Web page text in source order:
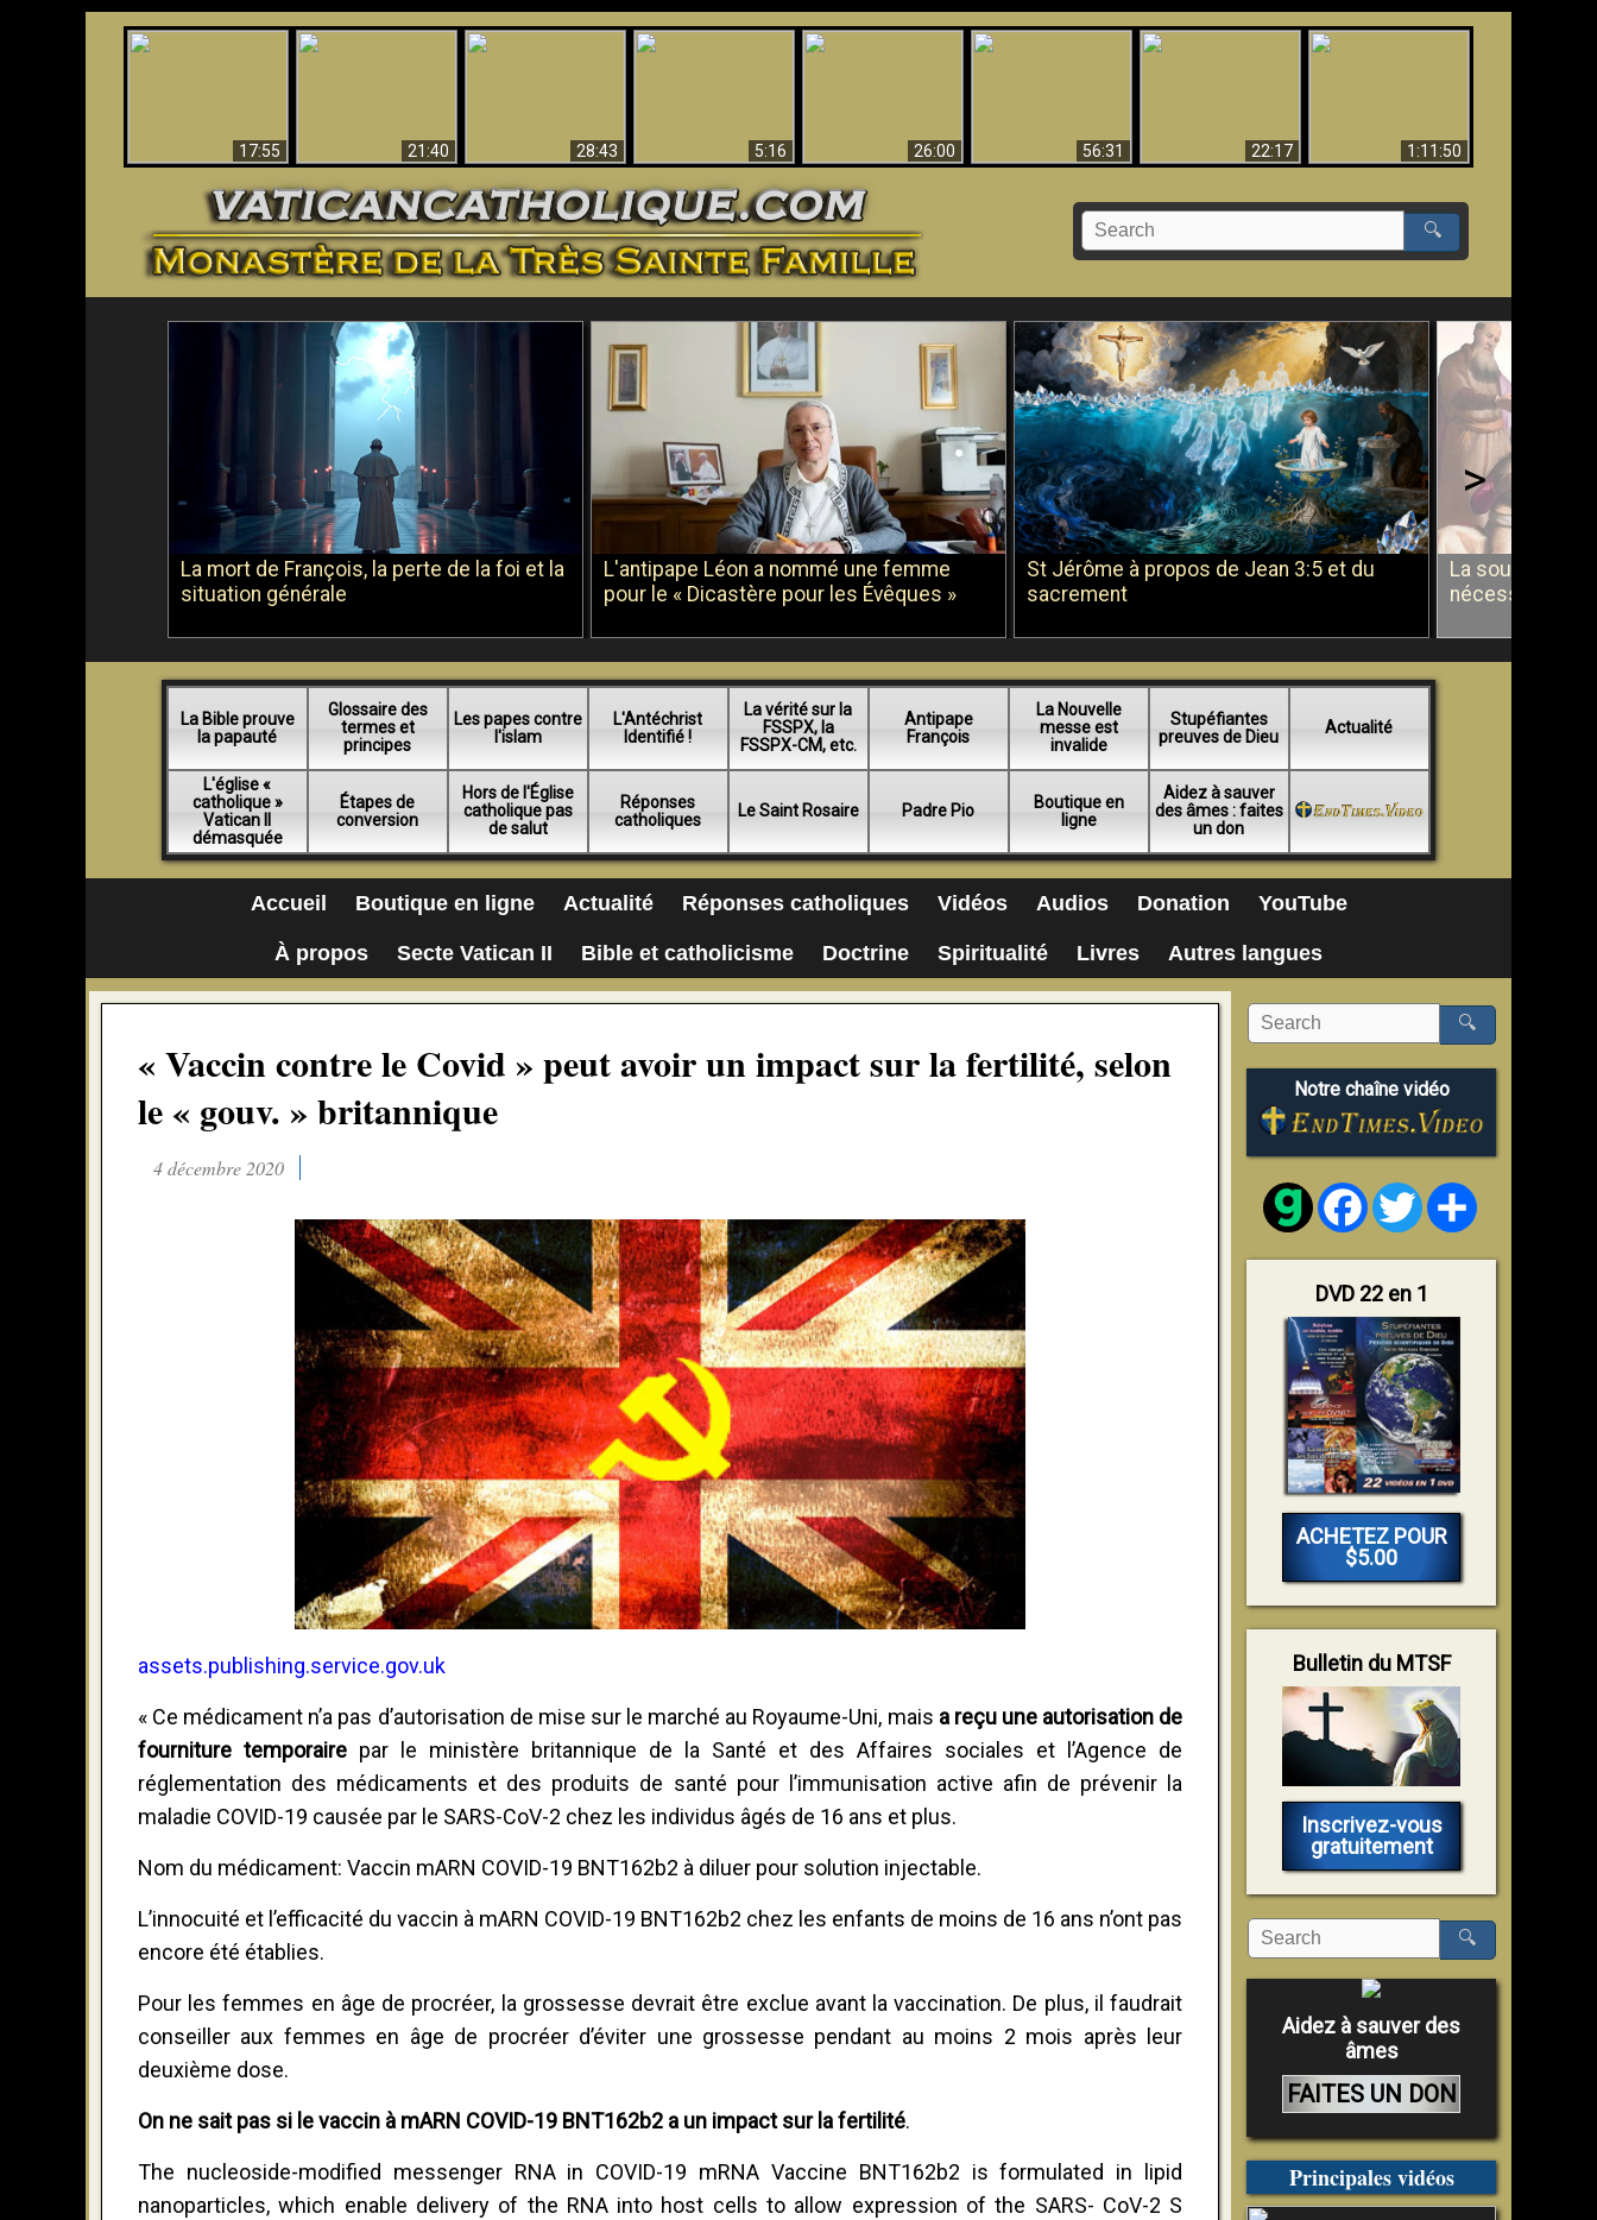
17:55
21:40
28:43
5:16
26:00 56:31 22:17
1:11:50
🔍
La mort de François, la perte de la foi et la
situation générale
L'antipape Léon a nommé une femme
pour le « Dicastère pour les Évêques »
St Jérôme à propos de Jean 3:5 et du
sacrement
La soumission
nécessité du
>
La Bible prouve
la papauté
Glossaire des
termes et
principes
Les papes contre
l'islam
L'Antéchrist
Identifié !
La vérité sur la
FSSPX, la
FSSPX-CM, etc.
Antipape
François
La Nouvelle
messe est
invalide
Stupéfiantes
preuves de Dieu
Actualité
L'église «
catholique »
Vatican II
démasquée
Étapes de
conversion
Hors de l'Église
catholique pas
de salut
Réponses
catholiques
Le Saint Rosaire Padre Pio
Boutique en
ligne
Aidez à sauver
des âmes : faites
un don
Accueil Boutique en ligne Actualité Réponses catholiques Vidéos Audios Donation YouTube
À propos Secte Vatican II Bible et catholicisme Doctrine Spiritualité Livres Autres langues
« Vaccin contre le Covid » peut avoir un impact sur la fertilité, selon
le « gouv. » britannique
4 décembre 2020
assets.publishing.service.gov.uk
« Ce médicament n’a pas d’autorisation de mise sur le marché au Royaume-Uni, mais a reçu une autorisation de
fourniture temporaire par le ministère britannique de la Santé et des Affaires sociales et l’Agence de
réglementation des médicaments et des produits de santé pour l’immunisation active afin de prévenir la
maladie COVID-19 causée par le SARS-CoV-2 chez les individus âgés de 16 ans et plus.
Nom du médicament: Vaccin mARN COVID-19 BNT162b2 à diluer pour solution injectable.
L’innocuité et l’efficacité du vaccin à mARN COVID-19 BNT162b2 chez les enfants de moins de 16 ans n’ont pas
encore été établies.
Pour les femmes en âge de procréer, la grossesse devrait être exclue avant la vaccination. De plus, il faudrait
conseiller aux femmes en âge de procréer d’éviter une grossesse pendant au moins 2 mois après leur
deuxième dose.
On ne sait pas si le vaccin à mARN COVID-19 BNT162b2 a un impact sur la fertilité.
The nucleoside-modified messenger RNA in COVID-19 mRNA Vaccine BNT162b2 is formulated in lipid
nanoparticles, which enable delivery of the RNA into host cells to allow expression of the SARS- CoV-2 S
🔍
Notre chaîne vidéo
FacebookTwitter
DVD 22 en 1
ACHETEZ POUR
$5.00
Bulletin du MTSF
Inscrivez-vous
gratuitement
🔍
Aidez à sauver des
âmes
FAITES UN DON
Principales vidéos